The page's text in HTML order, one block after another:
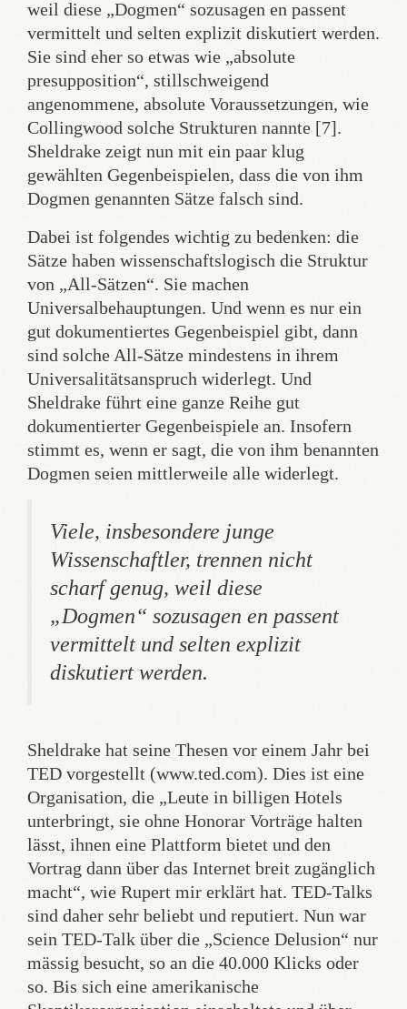
weil diese „Dogmen“ sozusagen en passent
vermittelt und selten explizit diskutiert werden.
Sie sind eher so etwas wie „absolute
presupposition“, stillschweigend
angenommene, absolute Voraussetzungen, wie
Collingwood solche Strukturen nannte [7].
Sheldrake zeigt nun mit ein paar klug
gewählten Gegenbeispielen, dass die von ihm
Dogmen genannten Sätze falsch sind.
Dabei ist folgendes wichtig zu bedenken: die
Sätze haben wissenschaftslogisch die Struktur
von „All-Sätzen“. Sie machen
Universalbehauptungen. Und wenn es nur ein
gut dokumentiertes Gegenbeispiel gibt, dann
sind solche All-Sätze mindestens in ihrem
Universalitätsanspruch widerlegt. Und
Sheldrake führt eine ganze Reihe gut
dokumentierter Gegenbeispiele an. Insofern
stimmt es, wenn er sagt, die von ihm benannten
Dogmen seien mittlerweile alle widerlegt.
Viele, insbesondere junge
Wissenschaftler, trennen nicht
scharf genug, weil diese
„Dogmen“ sozusagen en passent
vermittelt und selten explizit
diskutiert werden.
Sheldrake hat seine Thesen vor einem Jahr bei
TED vorgestellt (www.ted.com). Dies ist eine
Organisation, die „Leute in billigen Hotels
unterbringt, sie ohne Honorar Vorträge halten
lässt, ihnen eine Plattform bietet und den
Vortrag dann über das Internet breit zugänglich
macht“, wie Rupert mir erklärt hat. TED-Talks
sind daher sehr beliebt und reputiert. Nun war
sein TED-Talk über die „Science Delusion“ nur
mässig besucht, so an die 40.000 Klicks oder
so. Bis sich eine amerikanische